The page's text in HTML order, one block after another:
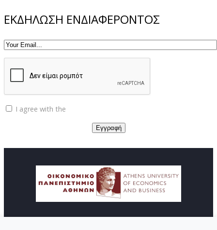
ΕΚΔΗΛΩΣΗ ΕΝΔΙΑΦΕΡΟΝΤΟΣ
I agree with the